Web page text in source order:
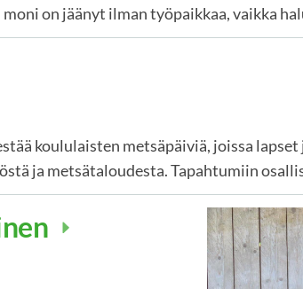
on jäänyt ilman työpaikkaa, vaikka
koululaisten metsäpäiviä, joissa
ja metsätaloudesta. Tapahtumiin